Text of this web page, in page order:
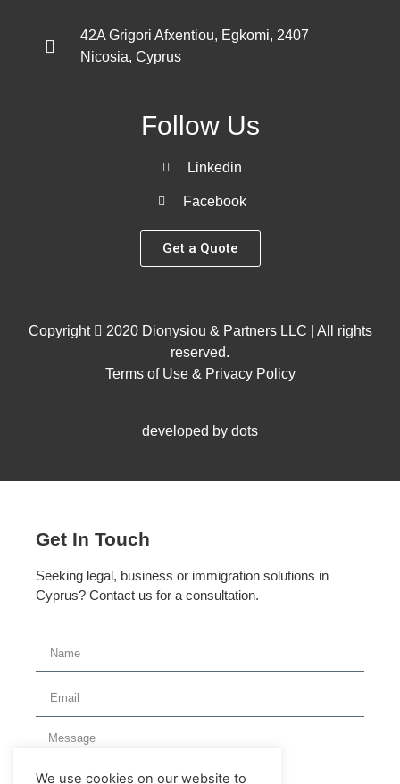
42A Grigori Afxentiou, Egkomi, 2407
Nicosia, Cyprus
Follow Us
Linkedin
Facebook
Get a Quote
Copyright
2020 Dionysiou & Partners LLC | All rights
reserved.
Terms of Use & Privacy Policy
developed by dots
We use cookies on our website to
Get In Touch
Seeking legal, business or immigration solutions in
Cyprus? Contact us for a consultation.